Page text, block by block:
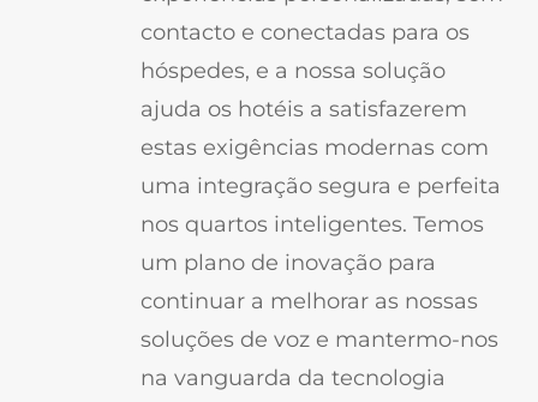
contacto e conectadas para os
hóspedes, e a nossa solução
ajuda os hotéis a satisfazerem
estas exigências modernas com
uma integração segura e perfeita
nos quartos inteligentes. Temos
um plano de inovação para
continuar a melhorar as nossas
soluções de voz e mantermo-nos
na vanguarda da tecnologia